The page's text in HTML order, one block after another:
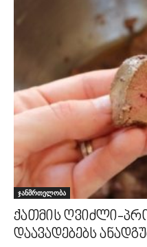
ჯანმრთელობა
ქათმის ღვიძლი-
დაავადებებს